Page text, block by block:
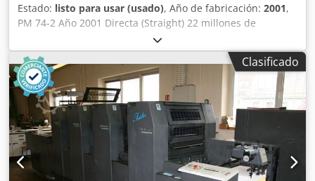
Estado: listo para usar (usado), Año de fabricación: 2001,
PM 74-2 Año 2001 Directa (Straight) 22 millones de
impresiones Dkjdezb Nxkjpfx Ap Her Montaje de planchas
fácil Humedecedor Alcolor con Technotrans Polvoreador
Grafix Alfatronic 200 Engranajes sin daños Herramientas y
libros Rodillos completamente nuevos
Clasificado